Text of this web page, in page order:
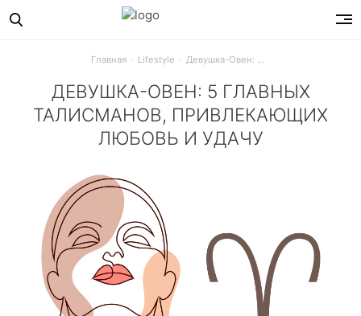
Главная Lifestyle
ДЕВУШКА-ОВЕН: 5 ГЛАВНЫХ
ТАЛИСМАНОВ, ПРИВЛЕКАЮЩИХ
ЛЮБОВЬ И УДАЧУ
Время Овна наступит 21 марта и продлиться до 19